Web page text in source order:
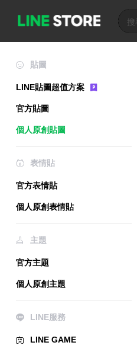
貼圖
LINE貼圖超值方案
官方貼圖
個人原創貼圖
表情貼
官方表情貼
個人原創表情貼
主題
官方主題
個人原創主題
LINE服務
LINE GAME